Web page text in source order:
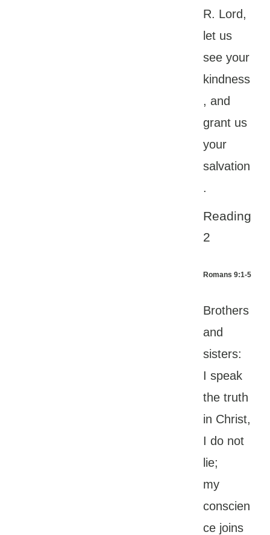
R. Lord,
let us
see your
kindness
, and
grant us
your
salvation
.
Reading
2
Romans 9:1-5
Brothers
and
sisters:
I speak
the truth
in Christ,
I do not
lie;
my
conscien
ce joins